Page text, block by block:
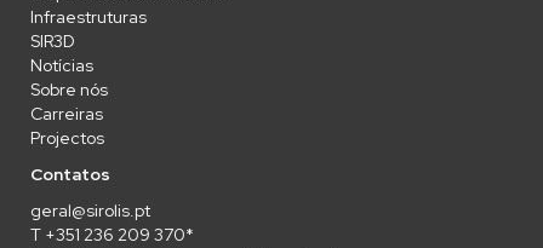
Infraestruturas
SIR3D
Notícias
Sobre nós
Carreiras
Projectos
Contatos
geral@sirolis.pt
T +351 236 209 370*